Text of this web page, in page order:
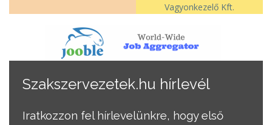
Vagyonkezelő Kft.
Szakszervezetek.hu hírlevél
Iratkozzon fel hírlevelünkre, hogy első